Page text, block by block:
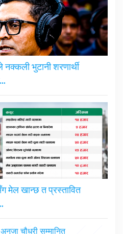
भुटानी शरणार्थी
मेल खान्छ त प्रस्तावित